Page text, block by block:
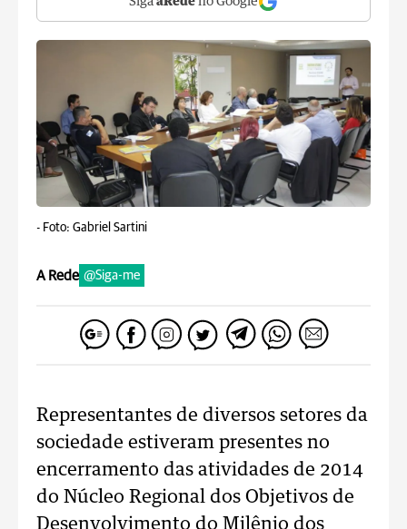
- Foto: Gabriel Sartini
A Rede @Siga-me
Representantes de diversos setores da
sociedade estiveram presentes no
encerramento das atividades de 2014
do Núcleo Regional dos Objetivos de
Desenvolvimento do Milênio dos